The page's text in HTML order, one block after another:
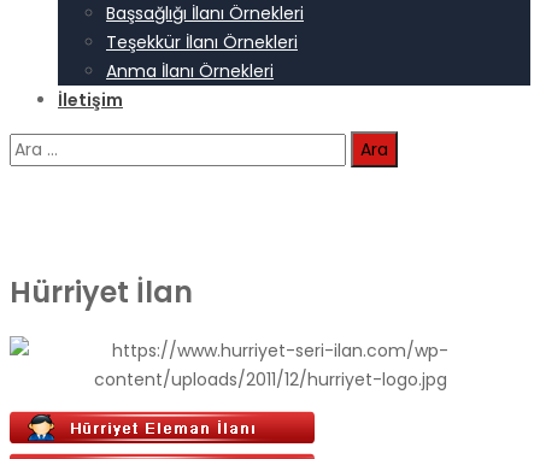
Başsağlığı İlanı Örnekleri
Teşekkür İlanı Örnekleri
Anma İlanı Örnekleri
İletişim
Arama:
Hürriyet İlan